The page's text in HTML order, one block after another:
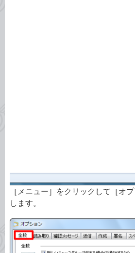
［メニュー］をクリックして［オ
します。